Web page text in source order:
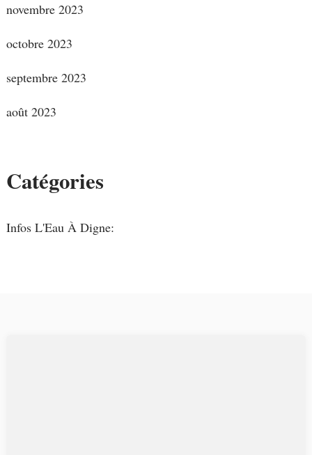
novembre 2023
octobre 2023
septembre 2023
août 2023
Catégories
Infos L'Eau À Digne: